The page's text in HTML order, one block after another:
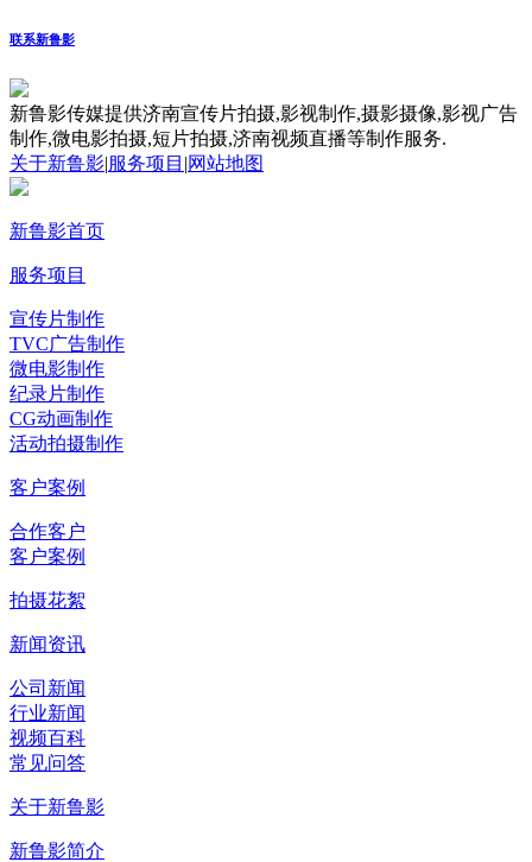
联系新鲁影
新鲁影传媒提供济南宣传片拍摄,影视制作,摄影摄像,影视广告
制作,微电影拍摄,短片拍摄,济南视频直播等制作服务.
关于新鲁影|服务项目 |网站地图
新鲁影首页
服务项目
宣传片制作
TVC广告制作
微电影制作
纪录片制作
CG动画制作
活动拍摄制作
客户案例
合作客户
客户案例
拍摄花絮
新闻资讯
公司新闻
行业新闻
视频百科
常见问答
关于新鲁影
新鲁影简介